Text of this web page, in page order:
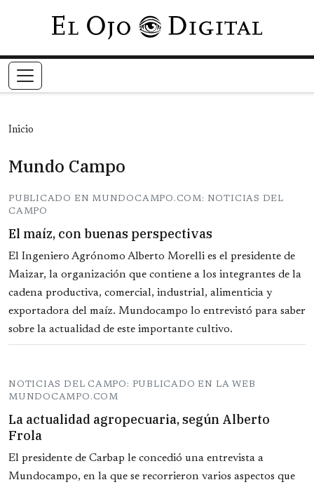
Pasar al contenido principal
Inicio
Mundo Campo
PUBLICADO EN MUNDOCAMPO.COM: NOTICIAS DEL
CAMPO
El maíz, con buenas perspectivas
El Ingeniero Agrónomo Alberto Morelli es el presidente de
Maizar, la organización que contiene a los integrantes de la
cadena productiva, comercial, industrial, alimenticia y
exportadora del maíz. Mundocampo lo entrevistó para saber
sobre la actualidad de este importante cultivo.
NOTICIAS DEL CAMPO: PUBLICADO EN LA WEB
MUNDOCAMPO.COM
La actualidad agropecuaria, según Alberto
Frola
El presidente de Carbap le concedió una entrevista a
Mundocampo, en la que se recorrieron varios aspectos que